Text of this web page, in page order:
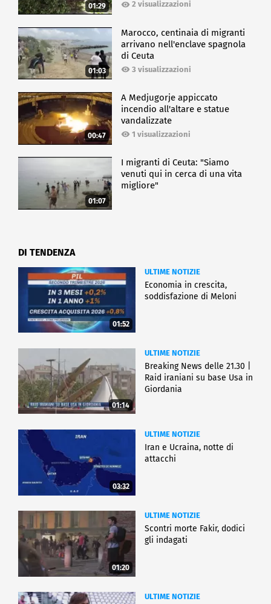
01:29 2 visualizzazioni
01:03
Marocco, centinaia di migranti
arrivano nell'enclave spagnola
di Ceuta
3 visualizzazioni
00:47
A Medjugorje appiccato
incendio all'altare e statue
vandalizzate
1 visualizzazioni
01:07
I migranti di Ceuta: "Siamo
venuti qui in cerca di una vita
migliore"
DI TENDENZA
01:52
ULTIME NOTIZIE
Economia in crescita,
soddisfazione di Meloni
01:14
ULTIME NOTIZIE
Breaking News delle 21.30 |
Raid iraniani su base Usa in
Giordania
03:32
ULTIME NOTIZIE
Iran e Ucraina, notte di
attacchi
01:20
ULTIME NOTIZIE
Scontri morte Fakir, dodici
gli indagati
ULTIME NOTIZIE